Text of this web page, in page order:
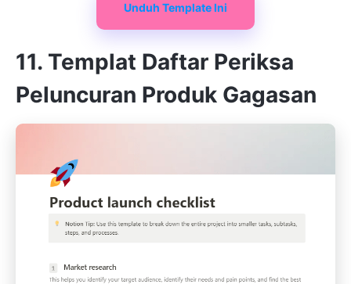
Unduh Template Ini
11. Templat Daftar Periksa
Peluncuran Produk Gagasan